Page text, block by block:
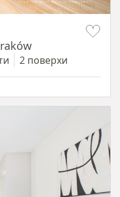
2 поверхи